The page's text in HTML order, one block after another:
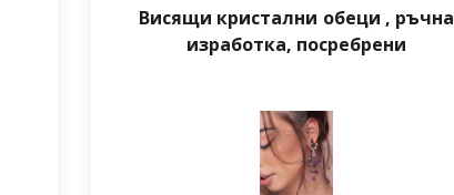
Висящи кристални обеци , ръчна
изработка, посребрени